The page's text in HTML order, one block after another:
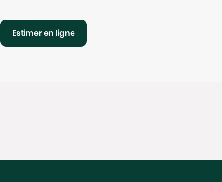
Estimer en ligne